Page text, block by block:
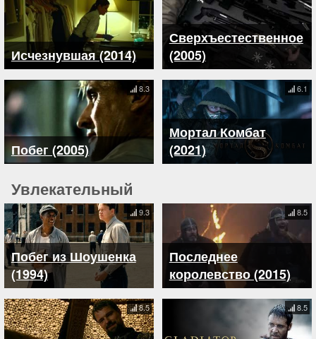
Исчезнувшая (2014)
Сверхъестественное
(2005)
Побег (2005)
8.3
Мортал Комбат
(2021)
6.1
Увлекательный
Побег из Шоушенка
(1994)
9.3
Последнее
королевство (2015)
8.5
8.5 8.5